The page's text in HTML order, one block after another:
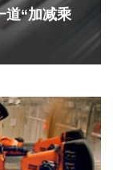
道“加减乘